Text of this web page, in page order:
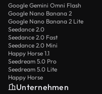
Google Gemini Omni Flash
Google Nano Banana 2
Google Nano Banana 2 Lite
Seedance 2.0
Seedance 2.0 Fast
Seedance 2.0 Mini
Happy Horse 1.1
Seedream 5.0 Pro
Seedream 5.0 Lite
Happy Horse
Unternehmen